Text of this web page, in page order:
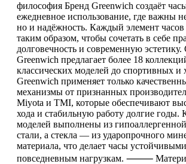
философия Бренд Greenwich создаёт
ежедневное использование, где важны
но и надёжность. Каждый элемент
таким образом, чтобы сочетать в себе
долговечность и современную эстетику.
Greenwich предлагает более 18
классических моделей до спортивных и
Greenwich применяет только
механизмы от признанных
Miyota и TMI, которые обеспечивают
хода и стабильную работу долгие годы.
моделей выполнены из
стали, а стекла — из ударопрочного
материала, что делает часы
повседневным нагрузкам. ⸻